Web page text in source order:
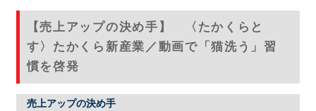
【売上アップの決め手】 〈たかくらと
す〉たかくら新産業／動画で「猫洗う」習
慣を啓発
売上アップの決め手